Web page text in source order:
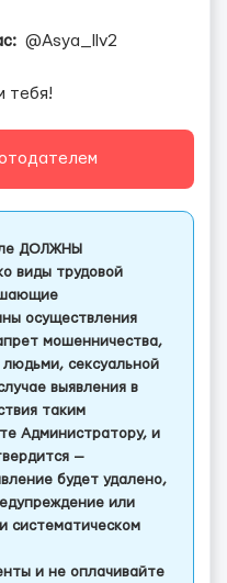
@Asya_llv2
тебя!
ДОЛЖНЫ
виды трудовой
осуществления
мошенничества,
сексуальной
выявления в
таким
Администратору, и
—
будет удалено,
или
систематическом
и не оплачивайте